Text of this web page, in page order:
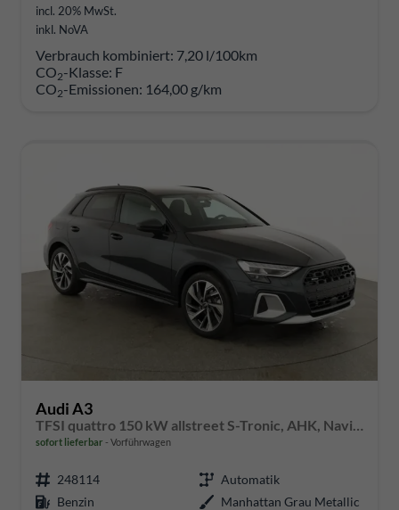
incl. 20% MwSt.
inkl. NoVA
Verbrauch kombiniert: 7,20 l/100km
CO2-Klasse: F
CO2-Emissionen: 164,00 g/km
Audi A3
TFSI quattro 150 kW allstreet S-Tronic, AHK, Navi, 18-Zoll, 5-J. Garantie
sofort lieferbar Vorführwagen
248114
Automatik
Benzin
Manhattan Grau Metallic